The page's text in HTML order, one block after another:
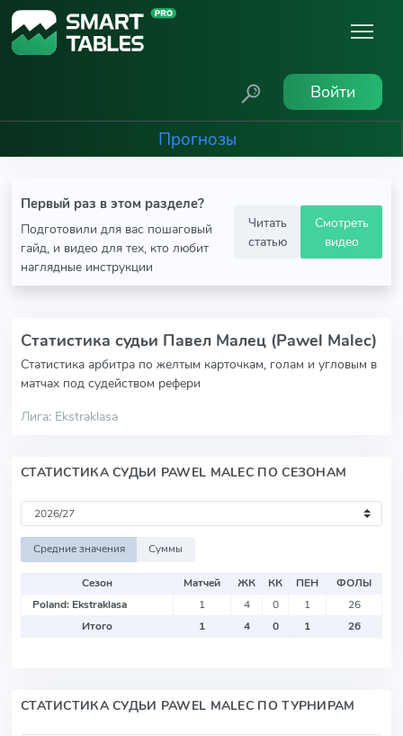
Войти
Прогнозы
Первый раз в этом разделе?
Подготовили для вас пошаговый
гайд, и видео для тех, кто любит
наглядные инструкции
Читать
статью
Смотреть
видео
Статистика судьи Павел Малец (Pawel Malec)
Статистика арбитра по желтым карточкам, голам и угловым в
матчах под судейством рефери
Лига: Ekstraklasa
СТАТИСТИКА СУДЬИ PAWEL MALEC ПО СЕЗОНАМ
Средние значения Суммы
Сезон Матчей ЖК КК ПЕН
ФОЛЫ
Poland: Ekstraklasa
1 4 0 1
26
Итого
1 4 0 1 26
СТАТИСТИКА СУДЬИ PAWEL MALEC ПО ТУРНИРАМ